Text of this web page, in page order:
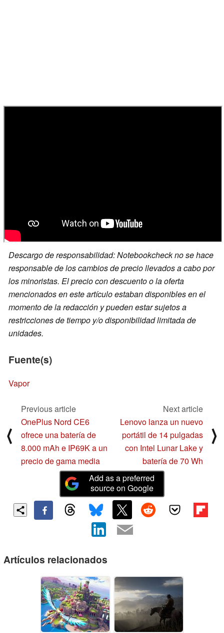
Descargo de responsabilidad: Notebookcheck no se hace
responsable de los cambios de precio llevados a cabo por
los minoristas. El precio con descuento o la oferta
mencionados en este artículo estaban disponibles en el
momento de la redacción y pueden estar sujetos a
restricciones de tiempo y/o disponibilidad limitada de
unidades.
Fuente(s)
Vapor
⟨
Previous article
OnePlus Nord CE6
ofrece una batería de
8.000 mAh e IP69K a un
precio de gama media
Next article
Lenovo lanza un nuevo
portátil de 14 pulgadas
con Intel Lunar Lake y
batería de 70 Wh
⟩
Add as a preferred
source on Google
Artículos relacionados